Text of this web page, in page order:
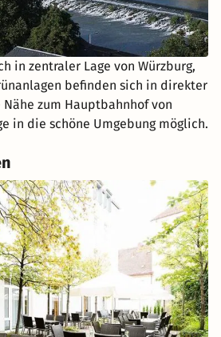
in zentraler Lage von Würzburg,
befinden sich in direkter
zum Hauptbahnhof von
in die schöne Umgebung möglich.